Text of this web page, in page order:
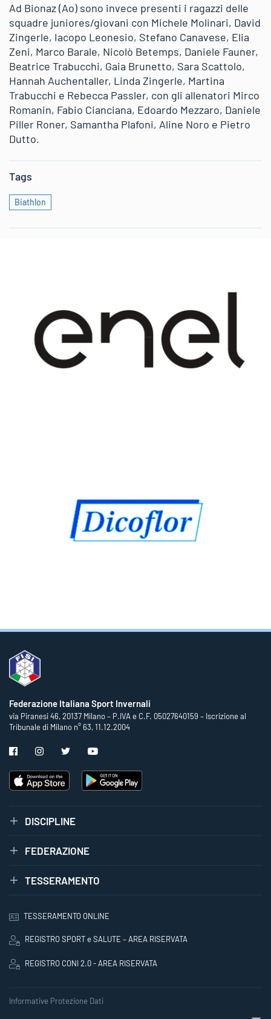
Ad Bionaz (Ao) sono invece presenti i ragazzi delle
squadre juniores/giovani con Michele Molinari, David
Zingerle, Iacopo Leonesio, Stefano Canavese, Elia
Zeni, Marco Barale, Nicolò Betemps, Daniele Fauner,
Beatrice Trabucchi, Gaia Brunetto, Sara Scattolo,
Hannah Auchentaller, Linda Zingerle, Martina
Trabucchi e Rebecca Passler, con gli allenatori Mirco
Romanin, Fabio Cianciana, Edoardo Mezzaro, Daniele
Piller Roner, Samantha Plafoni, Aline Noro e Pietro
Dutto.
Tags
Biathlon
Federazione Italiana Sport Invernali
via Piranesi 46, 20137 Milano – P.IVA e C.F. 05027640159 – Iscrizione al
Tribunale di Milano n° 63, 11.12.2004
DISCIPLINE
FEDERAZIONE
TESSERAMENTO
TESSERAMENTO ONLINE
REGISTRO SPORT e SALUTE – AREA RISERVATA
REGISTRO CONI 2.0 - AREA RISERVATA
Informative Protezione Dati